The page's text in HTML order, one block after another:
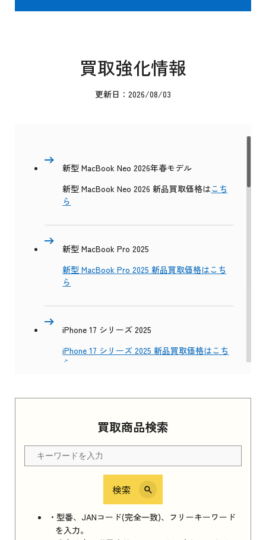
買取商品検索
検索
・型番、JANコード(完全一致)、フリーキーワード
を入力。
買取強化情報
更新日：2026/08/03
新型 MacBook Neo 2026年春モデル
新型 MacBook Neo 2026 新品買取価格はこち
ら
新型 MacBook Pro 2025
新型 MacBook Pro 2025 新品買取価格はこち
ら
iPhone 17 シリーズ 2025
iPhone 17 シリーズ 2025 新品買取価格はこち
ら
Apple Watch Series 11 2025 新品買取価格はこ
ちら
iPhone 16e シリーズ 2025
iPhone 16e シリーズ 2025 新品買取価格はこち
ら